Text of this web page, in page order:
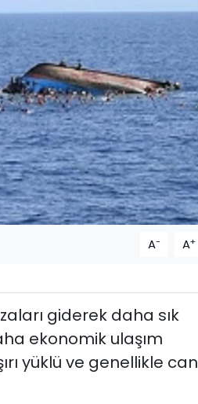
A- A+
giderek daha sık
ekonomik ulaşım
yüklü ve genellikle can